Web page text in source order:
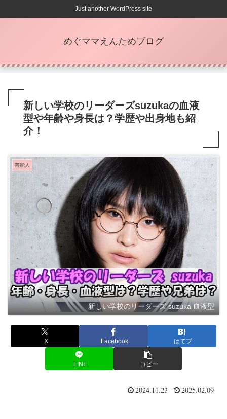
Just another WordPress site
めぐママえんためブログ
新しい学校のリーダーズsuzukaの血液
型や年齢や身長は？学歴や出身地も紹
介！
芸能人
新しい学校のリーダーズ suzuka 血液型
X Facebook はてブ
LINE コピー
2024.11.23 2025.02.09